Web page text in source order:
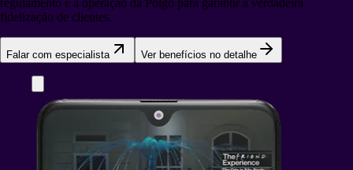
fidelização de clientes.
Falar com especialista Ver benefícios no detalhe